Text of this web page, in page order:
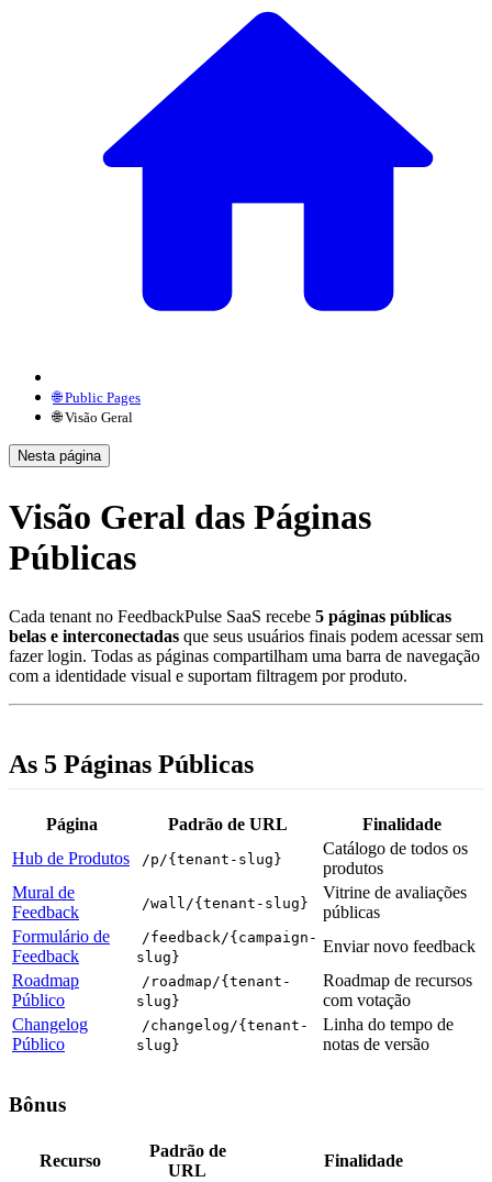
🌐 Public Pages
🌐 Visão Geral
Nesta página
Visão Geral das Páginas
Públicas
Cada tenant no FeedbackPulse SaaS recebe 5 páginas públicas
belas e interconectadas que seus usuários finais podem acessar sem
fazer login. Todas as páginas compartilham uma barra de navegação
com a identidade visual e suportam filtragem por produto.
As 5 Páginas Públicas
Página Padrão de URL
Finalidade
Hub de Produtos
/p/{tenant-slug}
Catálogo de todos os
produtos
Mural de
Feedback
/wall/{tenant-slug}
Vitrine de avaliações
públicas
Formulário de
Feedback
/feedback/{campaign-
slug}
Enviar novo feedback
Roadmap
Público
/roadmap/{tenant-
slug}
Roadmap de recursos
com votação
Changelog
Público
/changelog/{tenant-
slug}
Linha do tempo de
notas de versão
Bônus
Recurso
Padrão de
URL
Finalidade